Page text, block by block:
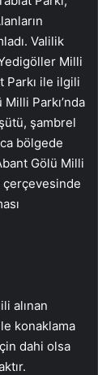
Valilik
Milli
Parkı ile ilgili
Parkı’nda
şambrel
bölgede
Gölü Milli
çerçevesinde
alınan
konaklama
dahi olsa